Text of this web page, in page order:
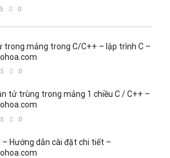
0
trong mảng trong C/C++ – lập trình C –
0
tử trùng trong mảng 1 chiều C / C++ –
0
– Hướng dẫn cài đặt chi tiết –